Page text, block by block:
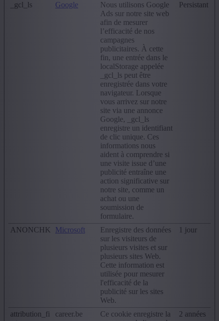
_gcl_ls Google
Nous utilisons Google
Ads sur notre site web
afin de mesurer
l’efficacité de nos
campagnes
publicitaires. À cette
fin, une entrée dans le
localStorage appelée
_gcl_ls peut être
enregistrée dans votre
navigateur. Lorsque
vous arrivez sur notre
site via une annonce
Google, _gcl_ls
enregistre un identifiant
de clic unique. Ces
informations nous
aident à comprendre si
une visite issue d’une
publicité entraîne une
action significative sur
notre site, comme un
achat ou une
soumission de
formulaire.
Persistant
ANONCHK Microsoft
Enregistre des données
sur les visiteurs de
plusieurs visites et sur
plusieurs sites Web.
Cette information est
utilisée pour mesurer
l'efficacité de la
publicité sur les sites
Web.
1 jour
attribution_fi
career.be
Ce cookie enregistre la
2 années